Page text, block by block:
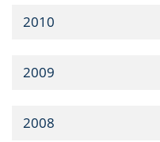
2010
2009
2008